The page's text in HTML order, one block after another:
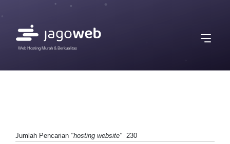
Web Hosting Murah & Berkualitas
Jumlah Pencarian "hosting website" 230